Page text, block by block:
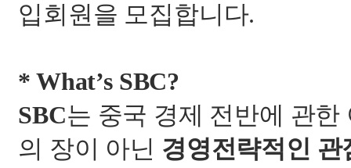
입회원을 모집합니다.
* What’s SBC?
SBC는 중국 경제 전반에 관
의 장이 아닌 경영전략적인 관